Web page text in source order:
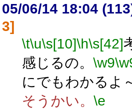
05/06/14 18:04
3]
\t\u\s[10]\h\s[42]
感じるの。 \w9
にでもわかるよ
そうかい。 \e